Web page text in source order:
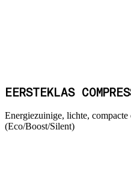
EERSTEKLAS
Energiezuinige, lichte,
(Eco/Boost/Silent)